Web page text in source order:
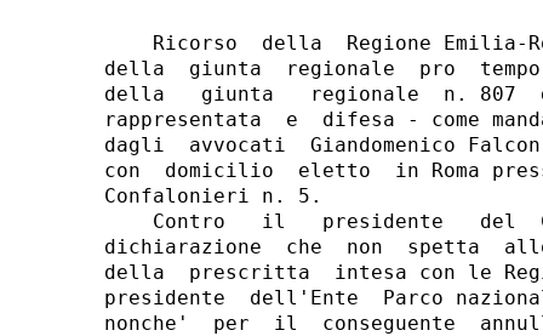
Ricorso  della  Regione Emilia-Romagna, in persona del presidente
della  giunta  regionale  pro  tempore, autorizzato con deliberazione
della   giunta   regionale  n. 807  del  20  maggio  2002  (all.  1),
rappresentata  e  difesa - come mandato a margine del presente atto -
dagli  avvocati  Giandomenico Falcon di Padova e Luigi Manzi di Roma,
con  domicilio  eletto  in Roma presso lo studio dell'avv. Manzi, via
Confalonieri n. 5.
    Contro   il   presidente   del  Consiglio  dei  ministri  per  la
dichiarazione  che  non  spetta  allo  Stato, di nominare, in assenza
della  prescritta  intesa con le Regioni Emilia-Romanga e Toscana, il
presidente  dell'Ente  Parco nazionale dell'Appennino Tosco-Emiliano,
nonche'  per  il  conseguente  annullamento  del decreto del ministro
dell'ambiente  e  della tutela del territorio 22 aprile 2002 (DEC/DCN
286),  con  il  quale,  nonostante  l'eplicito diniego dell'intesa da
parte  delle  predette  Regioni,  viene  nominato quale presidente il
dott. Tarcisio Zobbi (doc. 2), per violazione:
        degli artt. 117 e 118 della Costituzione;
        dell'art. 9, comma 3, della legge 6 dicembre 1991, n. 394;
        nonche' dell'art. 2 del d.P.R. 21 maggio 2001;
        del principio di leale cooperazione tra Stato e Regioni,
per i profili e nei modi di seguito illustrati.
    L'istituzione  del  Parco nazionale dell'Appennino Tosco-Emiliano
e'  prevista  dall'art. 4, comma 2, della legge n. 344 del 1997. Tale
legge, la cui iniziativa e' stata fortemente voluta e sostenuta dalla
Regione  Emilia-Romagna,  porta  a compimento le iniziative di tutela
naturalistica  gia'  intraprese  dalla  Regione con l'istituzione dei
Parchi regionali dell'Alto Appennino Reggiano (Parco del gigante), di
cui  alla  legge regionale n. 11 del 1998, e dell'Alta Val di Parma e
Cedra  (Parco dei cento laghi), di cui alla legge regionale n. 46 del
1995.
    La  specifica  storia  di questo parco trova un evidente riflesso
nelle procedure che la legge ora citata stabilisce per l'istituzione.
Si  dispone infatti che "nelle aree dell'Appennino di significativo o
rilevante   interesse   naturalistico   e  ambientale,  comprese  nei
territori  delle  province  di  Reggio Emilia, Parma e Massa Carrara,
previa verifica del consenso dei comuni e delle province interessati,
previa perimetrazione e individuazione della denominazione stabilite,
su  proposta  del  ministro  dell'ambiente,  di intesa con le Regioni
interessate,   e'  istituito  un  parco  nazionale".  Nel  1997  tale
disciplina  formava  un  diritto  speciale  rispetto  alle  procedure
ordinarie,  dato  che  la  disposizione generale secondo la quale "la
classificazione  e l'istituzione dei parchi nazionali e delle riserve
naturali  statali,  terrestri,  fluviali  e  lacuali, sono effettuate
d'intesa  con  le  Regioni" e' stata introdotta nell'art. 2, comma 7,
legge n. 394/1991 per effetto dell'art. 2, comma 23, legge 9 dicembre
1998, n. 426.
    In  attuazione  di tali disposizioni, ed in piena coerenza con il
principio  cooperativo  che  la  ispira,  si  e' proceduto, come bene
risulta  delle  ampie  premesse  del decreto istitutivo del 21 maggio
2001,   all'istituzione   del   Parco.   Con   decreto  del  ministro
dell'ambiente  n. 11399  del  1998  e' stato istituito un comitato di
coordinamento,  che  ha svolto l'istruttoria tecnica ed ha presentato
una  prima  proposta  di  perimetrazione, sulla cui base, dopo alcune
modifiche  concordate  con i comuni interessati, sono stati acquisiti
prima (ai sensi dell'art. 77, comma 2, del d.lgs. n. 112 del 1998) il
parere  favorevole  della  Conferenza  unificata,  poi  le prescritte
intese  con  le Regioni, espresse per la Toscana con la deliberazione
del  consiglio  regionale  n. 96  del 2001, per la ricorrente Regione
Emilia-Romagna  con  deliberazione  della giunta regionale n. 337 del
2001.
    Come  l'istituzione  del  Parco  e'  stata  il frutto dell'azione
congiunta  e  concordata  delle  Regioni,  dello  Stato  e dei comuni
interessati,  prevista  dalla  speciale disciplina della legge n. 344
del  1997  e dall'art. 2 legge n. 394/1991, cosi' gli stessi principi
di  cooperazione  e  consenso tra Stato e Regioni dovevano operare in
relazione  alla  nomina  degli organi responsabili, ed in particolare
alla nomina del presidente.
    Infatti,   l'art. 9,   comma  3,  della  legge  n. 394  del  1991
chiaramente stabilisce che "il presidente e' nominato con decreto del
ministro  dell'ambiente,  d'intesa  con  i presidenti delle Regioni o
delle  province  autonome  di  Trento e di Bolzano nel cui territorio
ricada in tutto o in parte il parco nazionale".
    L'applicazione   di   tale   disposizione  e'  poi  espressamente
richiamata  dal  decreto  istitutivo del parco, il d.m. del 21 maggio
2001,  il  quale  ricorda  che  la  nomina degli organi del Parco "e'
effettuata   secondo   le   disposizioni   e  le  modalita'  previste
dall'art. 9,  commi  3,  4,  5,  6  e 10 della legge 6 dicembre 1991,
n. 394, come modificato dall'art. 2, comma 24, della legge 9 dicembre
1998,  n. 426".